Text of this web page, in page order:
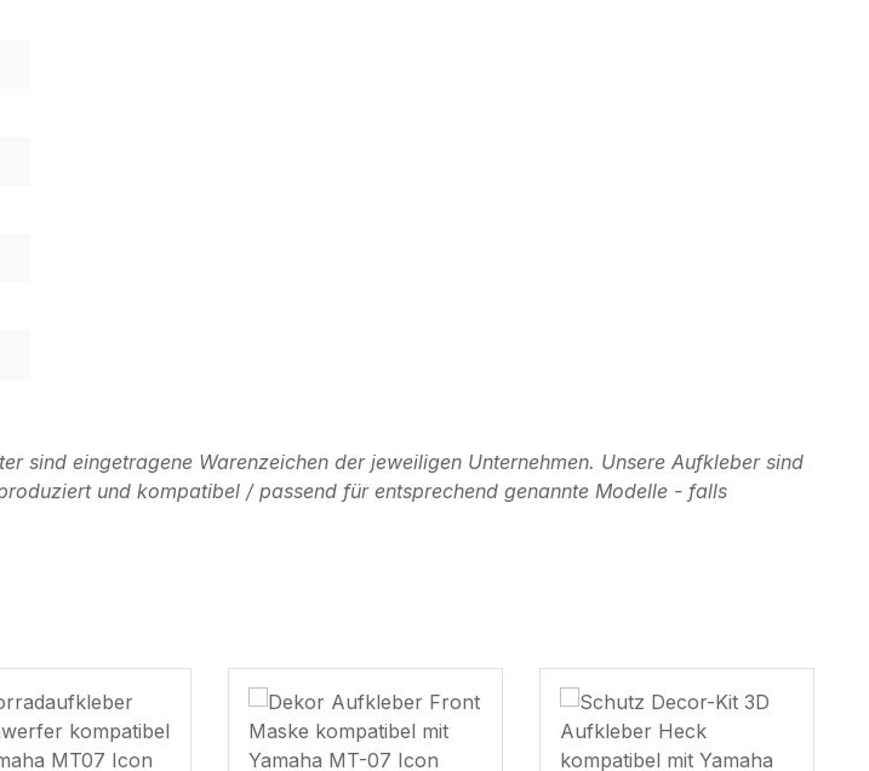
sind eingetragene Warenzeichen der jeweiligen Unternehmen. Unsere Aufkleber sind
und kompatibel / passend für entsprechend genannte Modelle - falls